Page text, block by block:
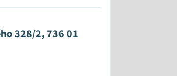
328/2, 736 01